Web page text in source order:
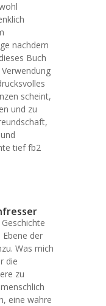
nachdem
Buch
scheint,
und zu
tief fb2
der
Was mich
die
zu
eine wahre